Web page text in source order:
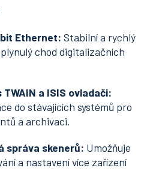
Ethernet:Stabilní a rychlý
chod digitalizačních
a ISIS ovladači:
do stávajících systémů pro
a archivaci.
správa skenerů: Umožňuje
a nastavení více zařízení